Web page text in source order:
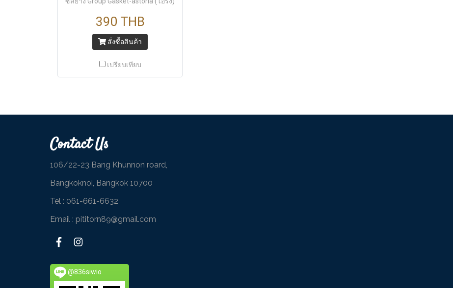
390 THB
สั่งซื้อสินค้า
เปรียบเทียบ
Contact Us
106/22-23 Bang Khunnon roard,
Bangkoknoi, Bangkok 10700
Tel : 061-661-6632
Email : pititorn89@gmail.com
@836siwio